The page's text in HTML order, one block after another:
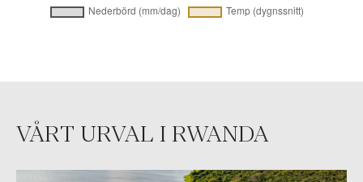
VÅRT URVAL I RWANDA